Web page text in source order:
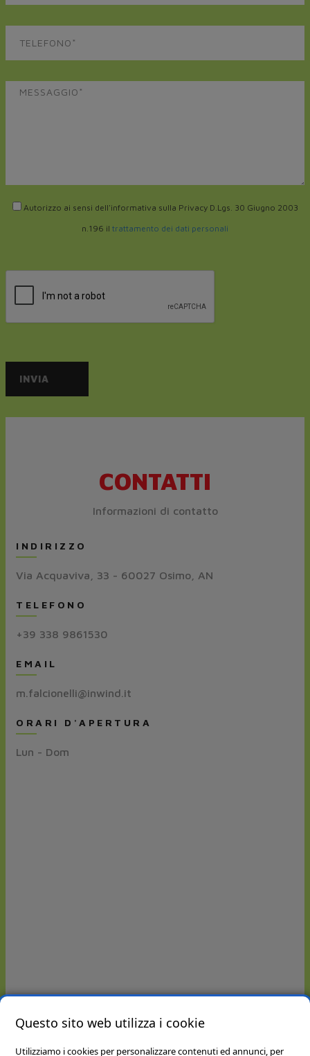
Autorizzo ai sensi dell'informativa sulla Privacy D.Lgs. 30 Giugno 2003
n.196 il trattamento dei dati personali
CONTATTI
Informazioni di contatto
INDIRIZZO
Via Acquaviva, 33 - 60027 Osimo, AN
TELEFONO
+39 338 9861530
EMAIL
m.falcionelli@inwind.it
ORARI D'APERTURA
Lun - Dom
Questo sito web utilizza i cookie
Utilizziamo i cookies per personalizzare contenuti ed annunci, per